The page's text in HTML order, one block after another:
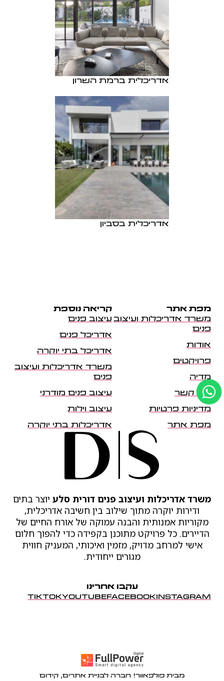
אדריכלית ברמת השרון
אדריכלית בסביון
משרד אדריכלות ועיצוב פנים דורית סלע יוצר בתים
ודירות יוקרה מתוך שילוב בין חשיבה אדריכלית,
מקוריות אמנותית והבנה עמוקה של אורח החיים של
הדיירים. כל פרויקט מתוכנן בקפידה כדי להפוך חלום
אישי למרחב מדויק, מזמין ואיכותי, המעניק חווית
מגורים ייחודית.
עקבו אחרינו
INSTAGRAM
FACEBOOK
YOUTUBE
TIKTOK
מפת אתר
משרד אדריכלות ועיצוב
פנים
אודות
פרויקטים
מדיה
צרו קשר
מדיניות פרטיות
מפת אתר
קריאה נוספת
עיצוב פנים
אדריכל פנים
אדריכל בתי יוקרה
משרד אדריכלות ועיצוב
פנים
עיצוב פנים מודרני
עיצוב וילות
אדריכלות בתי יוקרה
מבית פולפאוור! חברה לבניית אתרים, קידום